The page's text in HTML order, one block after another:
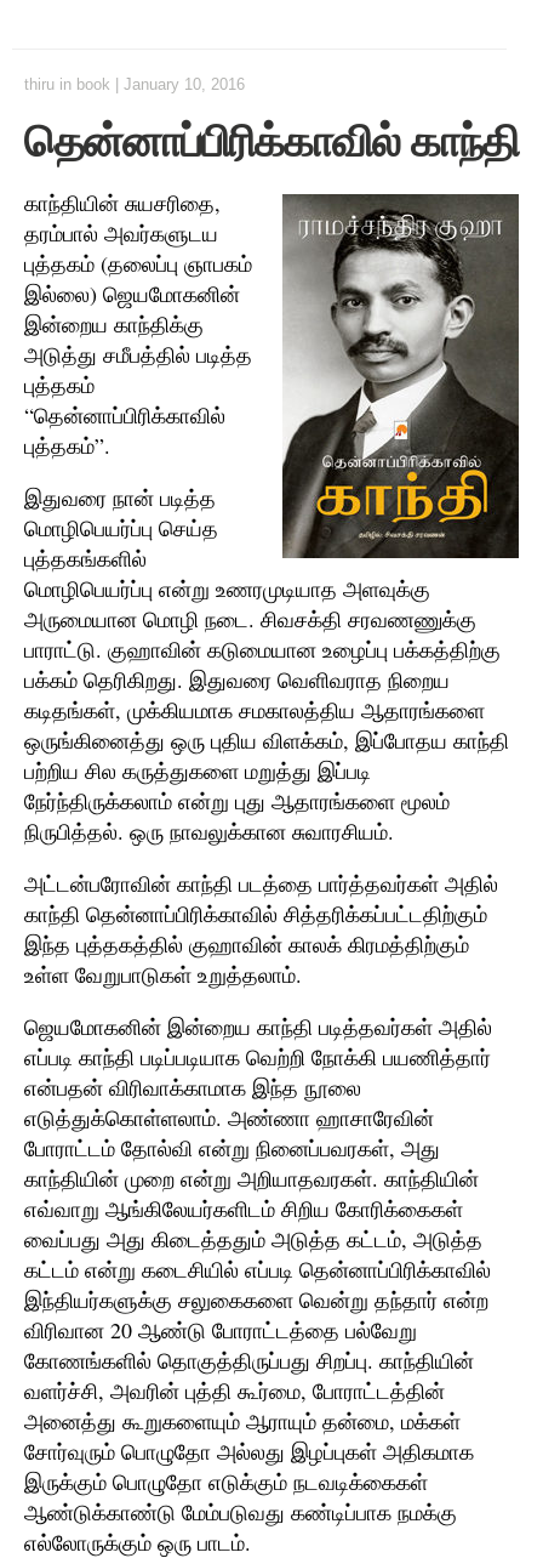
thiru in book January 10, 2016
தென்னாப்பிரிக்காவில் காந்தி
காந்தியின் சுயசரிதை,
தரம்பால் அவர்களுடய
புத்தகம் (தலைப்பு ஞாபகம்
இல்லை) ஜெயமோகனின்
இன்றைய காந்திக்கு
அடுத்து சமீபத்தில் படித்த
புத்தகம்
“தென்னாப்பிரிக்காவில்
புத்தகம்”.
இதுவரை நான் படித்த
மொழிபெயர்ப்பு செய்த
புத்தகங்களில்
மொழிபெயர்ப்பு என்று உணரமுடியாத அளவுக்கு
அருமையான மொழி நடை. சிவசக்தி சரவணணுக்கு
பாராட்டு. குஹாவின் கடுமையான உழைப்பு பக்கத்திற்கு
பக்கம் தெரிகிறது. இதுவரை வெளிவராத நிறைய
கடிதங்கள், முக்கியமாக சமகாலத்திய ஆதாரங்களை
ஒருங்கினைத்து ஒரு புதிய விளக்கம், இப்போதய காந்தி
பற்றிய சில கருத்துகளை மறுத்து இப்படி
நேர்ந்திருக்கலாம் என்று புது ஆதாரங்களை மூலம்
நிருபித்தல். ஒரு நாவலுக்கான சுவாரசியம்.
அட்டன்பரோவின் காந்தி படத்தை பார்த்தவர்கள் அதில்
காந்தி தென்னாப்பிரிக்காவில் சித்தரிக்கப்பட்டதிற்கும்
இந்த புத்தகத்தில் குஹாவின் காலக் கிரமத்திற்கும்
உள்ள வேறுபாடுகள் உறுத்தலாம்.
ஜெயமோகனின் இன்றைய காந்தி படித்தவர்கள் அதில்
எப்படி காந்தி படிப்படியாக வெற்றி நோக்கி பயணித்தார்
என்பதன் விரிவாக்காமாக இந்த நூலை
எடுத்துக்கொள்ளலாம். அண்ணா ஹாசாரேவின்
போராட்டம் தோல்வி என்று நினைப்பவரகள், அது
காந்தியின் முறை என்று அறியாதவரகள். காந்தியின்
எவ்வாறு ஆங்கிலேயர்களிடம் சிறிய கோரிக்கைகள்
வைப்பது அது கிடைத்ததும் அடுத்த கட்டம், அடுத்த
கட்டம் என்று கடைசியில் எப்படி தென்னாப்பிரிக்காவில்
இந்தியர்களுக்கு சலுகைகளை வென்று தந்தார் என்ற
விரிவான 20 ஆண்டு போராட்டத்தை பல்வேறு
கோணங்களில் தொகுத்திருப்பது சிறப்பு. காந்தியின்
வளர்ச்சி, அவரின் புத்தி கூர்மை, போராட்டத்தின்
அனைத்து கூறுகளையும் ஆராயும் தன்மை, மக்கள்
சோர்வுரும் பொழுதோ அல்லது இழப்புகள் அதிகமாக
இருக்கும் பொழுதோ எடுக்கும் நடவடிக்கைகள்
ஆண்டுக்காண்டு மேம்படுவது கண்டிப்பாக நமக்கு
எல்லோருக்கும் ஒரு பாடம்.